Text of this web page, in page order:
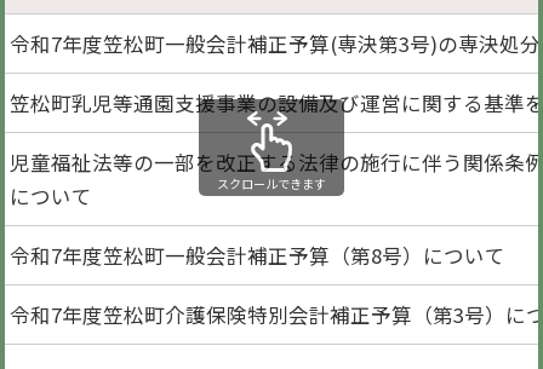
令和7年度笠松町一般会計補正予算(専決第3号)の専決処
笠松町乳児等通園支援事業の設備及び運営に関する基準
児童福祉法等の一部を改正する法律の施行に伴う関係条
について
令和7年度笠松町一般会計補正予算（第8号）について
令和7年度笠松町介護保険特別会計補正予算（第3号）に
スクロールできます